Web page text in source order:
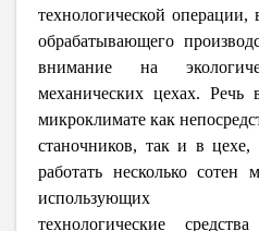
технологической операции,
обрабатывающего
внимание на
механических цехах.
микроклимате как
станочников, так и в цехе,
работать несколько сотен
использующих
технологические